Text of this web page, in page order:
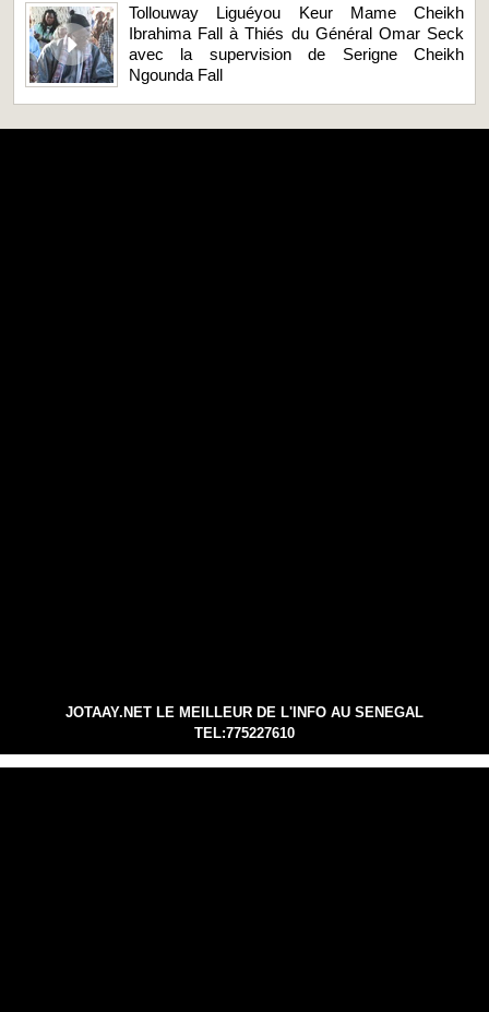
Tollouway Liguéyou Keur Mame Cheikh
Ibrahima Fall à Thiés du Général Omar Seck
avec la supervision de Serigne Cheikh
Ngounda Fall
JOTAAY.NET LE MEILLEUR DE L'INFO AU SENEGAL
TEL:775227610